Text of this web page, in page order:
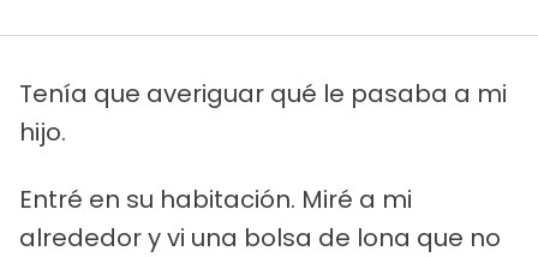
Tenía que averiguar qué le pasaba a mi
hijo.
Entré en su habitación. Miré a mi
alrededor y vi una bolsa de lona que no